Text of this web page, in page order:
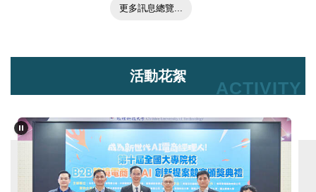
更多訊息總覽...
活動花絮
ACTIVITY